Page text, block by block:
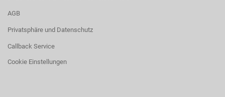
AGB
Privatsphäre und Datenschutz
Callback Service
Cookie Einstellungen